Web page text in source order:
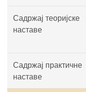
Садржај теоријске
наставе
Садржај практичне
наставе